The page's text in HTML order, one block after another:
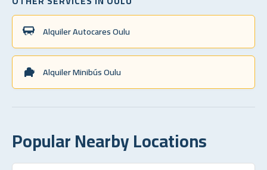
Alquiler Autocares Oulu
Alquiler Minibús Oulu
Popular Nearby Locations